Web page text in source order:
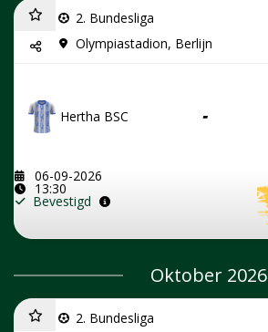
2. Bundesliga
Olympiastadion, Berlijn
Hertha BSC -
06-09-2026
13:30
Bevestigd
Oktober 2026
2. Bundesliga